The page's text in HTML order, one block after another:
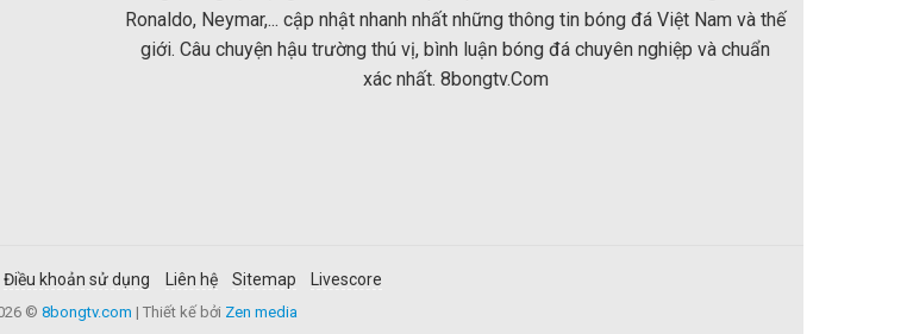
Ronaldo, Neymar,... cập nhật nhanh nhất những thông tin bóng đá Việt Nam và thế
giới. Câu chuyện hậu trường thú vị, bình luận bóng đá chuyên nghiệp và chuẩn
xác nhất. 8bongtv.Com
Điều khoản sử dụng Liên hệ Sitemap Livescore
© 8bongtv.com | Thiết kế bởi Zen media